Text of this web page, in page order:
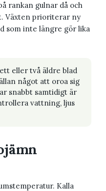
rankan gulnar då och
Växten prioriterar ny
som inte längre gör lika
eller två äldre blad
något att oroa sig
snabbt samtidigt är
vattning, ljus
Kalla